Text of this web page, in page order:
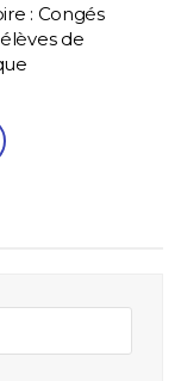
: Congés
de